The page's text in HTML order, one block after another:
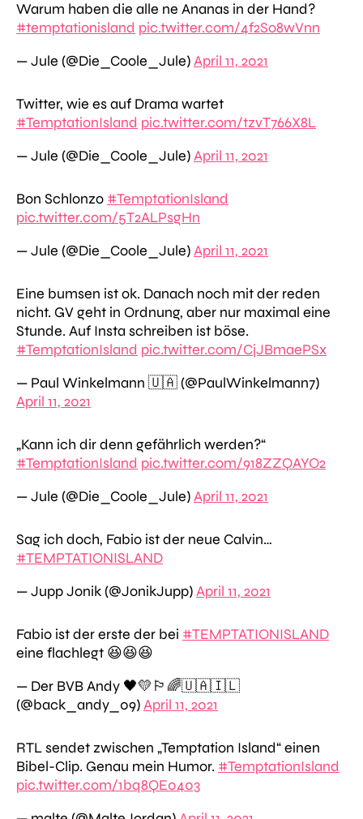
Warum haben die alle ne Ananas in der Hand?
#temptationisland pic.twitter.com/4f2So8wVnn
— Jule (@Die_Coole_Jule)April 11, 2021
Twitter, wie es auf Drama wartet
#TemptationIsland pic.twitter.com/tzvT766X8L
— Jule (@Die_Coole_Jule)April 11, 2021
Bon Schlonzo #TemptationIsland
pic.twitter.com/5T2ALPsgHn
— Jule (@Die_Coole_Jule)April 11, 2021
Eine bumsen ist ok. Danach noch mit der reden
nicht. GV geht in Ordnung, aber nur maximal eine
Stunde. Auf Insta schreiben ist böse.
#TemptationIsland pic.twitter.com/CjJBmaePSx
— Paul Winkelmann 🇺🇦 (@PaulWinkelmann7)
April 11, 2021
„Kann ich dir denn gefährlich werden?“
#TemptationIsland pic.twitter.com/918ZZQAYO2
— Jule (@Die_Coole_Jule)April 11, 2021
Sag ich doch, Fabio ist der neue Calvin…
#TEMPTATIONISLAND
— Jupp Jonik (@JonikJupp)April 11, 2021
Fabio ist der erste der bei #TEMPTATIONISLAND
eine flachlegt 😆😆😆
— Der BVB Andy 🖤💛🏳️‍🌈🇺🇦🇮🇱
(@back_andy_09)April 11, 2021
RTL sendet zwischen „Temptation Island“ einen
Bibel-Clip. Genau mein Humor. #TemptationIsland
pic.twitter.com/1bq8QE0403